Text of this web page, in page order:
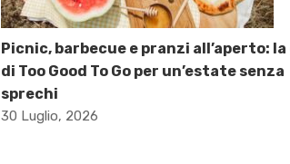
Picnic, barbecue e pranzi all’aperto:
di Too Good To Go per un’estate senza
sprechi
30 Luglio, 2026